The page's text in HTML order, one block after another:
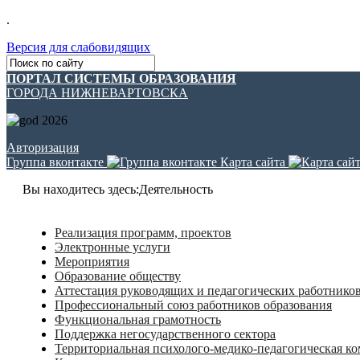
.
Версия для слабовидящих
ПОРТАЛ СИСТЕМЫ ОБРАЗОВАНИЯ
ГОРОДА НИЖНЕВАРТОВСКА
Авторизация
Группа вконтакте
Карта сайта
Вы находитесь здесь:Деятельность
Реализация программ, проектов
Электронные услуги
Мероприятия
Образование обществу
Аттестация руководящих и педагогических работников
Профессиональный союз работников образования
Функциональная грамотность
Поддержка негосударственного сектора
Территориальная психолого-медико-педагогическая